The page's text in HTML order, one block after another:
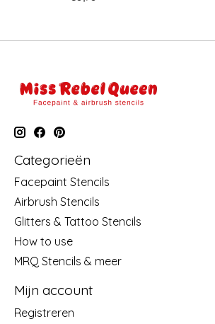
Categorieën
Facepaint Stencils
Airbrush Stencils
Glitters & Tattoo Stencils
How to use
MRQ Stencils & meer
Mijn account
Registreren